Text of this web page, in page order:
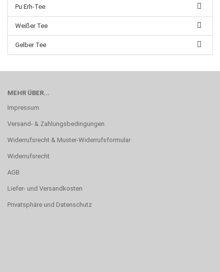
Pu Erh-Tee
Weißer Tee
Gelber Tee
MEHR ÜBER...
Impressum
Versand- & Zahlungsbedingungen
Widerrufsrecht & Muster-Widerrufsformular
Widerrufsrecht
AGB
Liefer- und Versandkosten
Privatsphäre und Datenschutz